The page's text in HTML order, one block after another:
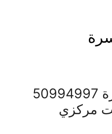
فني ستلايت السرة 50994997
مركزي